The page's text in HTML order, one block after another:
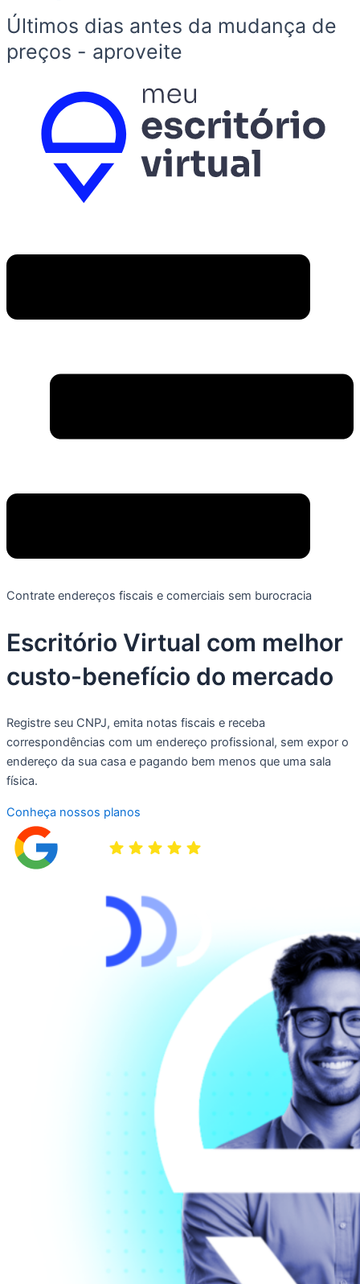
Últimos dias antes da mudança de
preços - aproveite
Contrate endereços fiscais e comerciais sem burocracia
Escritório Virtual com melhor
custo-benefício do mercado
Registre seu CNPJ, emita notas fiscais e receba
correspondências com um endereço profissional, sem expor o
endereço da sua casa e pagando bem menos que uma sala
física.
Conheça nossos planos